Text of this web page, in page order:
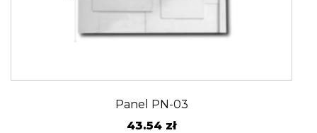
Panel PN-03
43.54 zł